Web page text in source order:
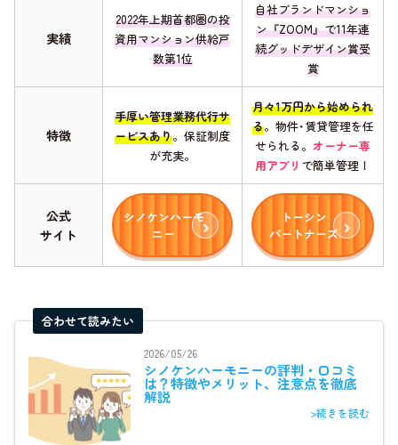
実績
2022年上期首都圏の投
資用マンション供給戸
数第1位
自社ブランドマンショ
ン『ZOOM』で11年連
続グッドデザイン賞受
賞
特徴
手厚い管理業務代行サ
ービスあり。保証制度
が充実。
月々1万円から始められ
る。物件･賃貸管理を任
せられる。 オーナー専
用アプリ で簡単管理！
公式
サイト
シノケンハーモ
ニー
トーシン
パートナーズ
合わせて読みたい
2026/05/26
シノケンハーモニーの評判・口コミ
は？特徴やメリット、注意点を徹底
解説
>続きを読む